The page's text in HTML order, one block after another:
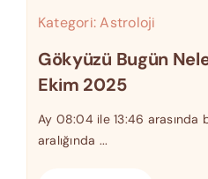
Kategori:Astroloji
Gökyüzü Bugün
Ekim 2025
Ay 08:04 ile 13:46 arasında
aralığında ...